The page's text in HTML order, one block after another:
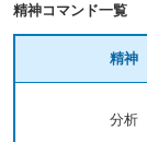
精神コマンド一覧
精神
分析